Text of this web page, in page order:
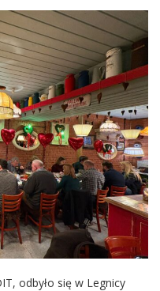
odbyło się w Legnicy